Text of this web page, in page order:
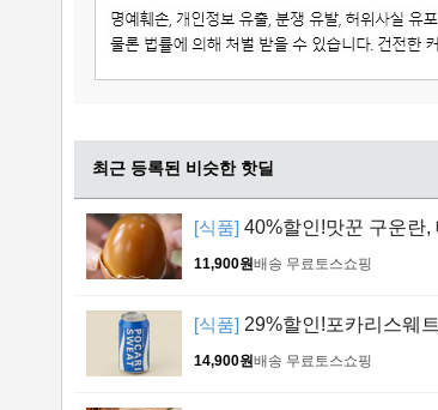
최근 등록된 비슷한 핫딜
[식품] 40%할인!맛꾼 구운란,
11,900원배송 무료토스쇼핑
[식품] 29%할인!포카리스웨
14,900원배송 무료토스쇼핑